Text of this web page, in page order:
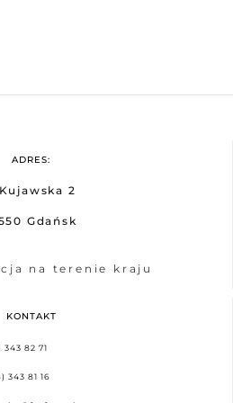
ADRES:
2
Gdańsk
na terenie kraju
KONTAKT
343 82 71
343 81 16